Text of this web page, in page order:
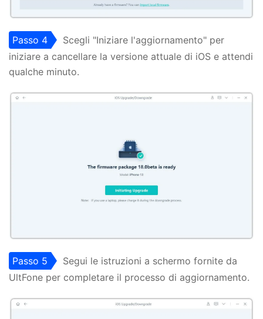
Passo 4
Scegli "Iniziare l'aggiornamento" per
iniziare a cancellare la versione attuale di iOS e attendi
qualche minuto.
Passo 5
Segui le istruzioni a schermo fornite da
UltFone per completare il processo di aggiornamento.